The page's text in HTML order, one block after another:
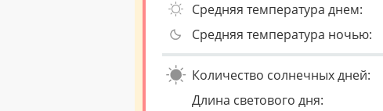
Средняя температура днем:
Средняя температура ночью:
Количество солнечных дней:
Длина светового дня: